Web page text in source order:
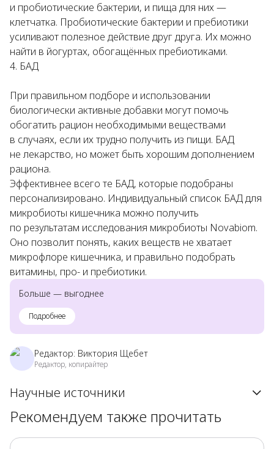
и пробиотические бактерии, и пища для них —
клетчатка. Пробиотические бактерии и пребиотики
усиливают полезное действие друг друга. Их можно
найти в йогуртах, обогащённых пребиотиками.
БАД
При правильном подборе и использовании
биологически активные добавки могут помочь
обогатить рацион необходимыми веществами
в случаях, если их трудно получить из пищи. БАД
не лекарство, но может быть хорошим дополнением
рациона.
Эффективнее всего те БАД, которые подобраны
персонализировано. Индивидуальный список БАД для
микробиоты кишечника можно получить
по результатам исследования микробиоты Novabiom.
Оно позволит понять, каких веществ не хватает
микрофлоре кишечника, и правильно подобрать
витамины, про- и пребиотики.
Больше — выгоднее
Подробнее
Редактор: Виктория Щебет
Редактор, копирайтер
Научные источники
Рекомендуем также прочитать